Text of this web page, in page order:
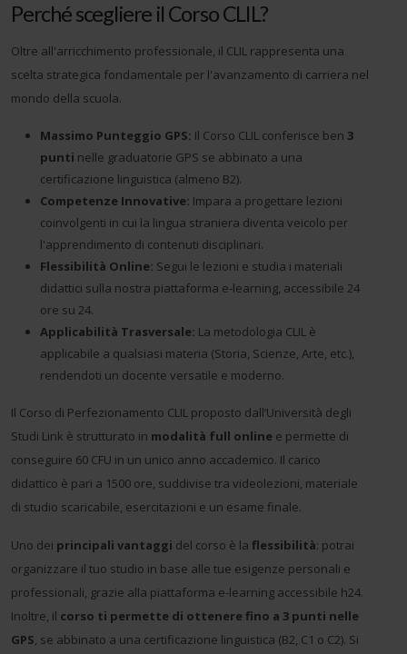
Perché scegliere il Corso CLIL?
Oltre all'arricchimento professionale, il CLIL rappresenta una
scelta strategica fondamentale per l'avanzamento di carriera nel
mondo della scuola.
Massimo Punteggio GPS: Il Corso CLIL conferisce ben 3
punti nelle graduatorie GPS se abbinato a una
certificazione linguistica (almeno B2).
Competenze Innovative: Impara a progettare lezioni
coinvolgenti in cui la lingua straniera diventa veicolo per
l'apprendimento di contenuti disciplinari.
Flessibilità Online: Segui le lezioni e studia i materiali
didattici sulla nostra piattaforma e-learning, accessibile 24
ore su 24.
Applicabilità Trasversale: La metodologia CLIL è
applicabile a qualsiasi materia (Storia, Scienze, Arte, etc.),
rendendoti un docente versatile e moderno.
Il Corso di Perfezionamento CLIL proposto dall’Università degli
Studi Link è strutturato in modalità full online e permette di
conseguire 60 CFU in un unico anno accademico. Il carico
didattico è pari a 1500 ore, suddivise tra videolezioni, materiale
di studio scaricabile, esercitazioni e un esame finale.
Uno dei principali vantaggi del corso è la flessibilità: potrai
organizzare il tuo studio in base alle tue esigenze personali e
professionali, grazie alla piattaforma e-learning accessibile h24.
Inoltre, il corso ti permette di ottenere fino a 3 punti nelle
GPS, se abbinato a una certificazione linguistica (B2, C1 o C2). Si